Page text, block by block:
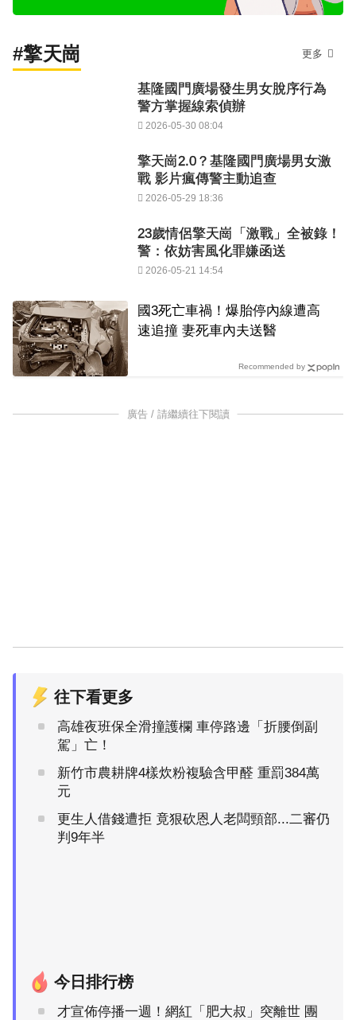
#擎天崗 更多
基隆國門廣場發生男女脫序行為
警方掌握線索偵辦
2026-05-30 08:04
擎天崗2.0？基隆國門廣場男女激
戰 影片瘋傳警主動追查
2026-05-29 18:36
23歲情侶擎天崗「激戰」全被錄！
警：依妨害風化罪嫌函送
2026-05-21 14:54
國3死亡車禍！爆胎停內線遭高
速追撞 妻死車內夫送醫
Recommended by
廣告 / 請繼續往下閱讀
往下看更多
高雄夜班保全滑撞護欄 車停路邊「折腰倒副
駕」亡！
新竹市農耕牌4樣炊粉複驗含甲醛 重罰384萬
元
更生人借錢遭拒 竟狠砍恩人老闆頸部...二審仍
判9年半
今日排行榜
才宣佈停播一週！網紅「肥大叔」突離世 團